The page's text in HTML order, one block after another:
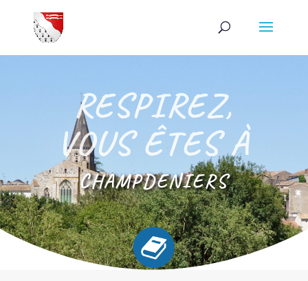
RESPIREZ,
VOUS ÊTES À
CHAMPDENIERS